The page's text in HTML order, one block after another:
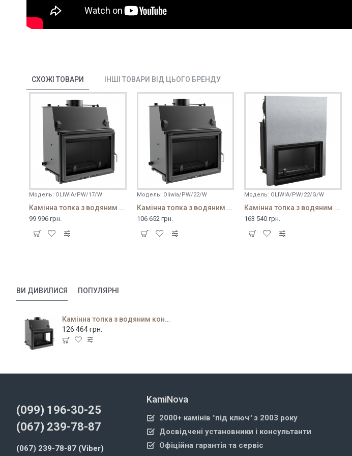
СХОЖІ ТОВАРИ ІНШІ ТОВАРИ ВІД ЦЬОГО БРЕНДУ
Модель: OLIWIA/PW/17/W
Камінна топка з водяним контуром Oliwia/PW/17
99 996 грн.
Модель: Oliwia/PW/22/W
Камінна топка з водяним контуром Oliwia/PW/22
106 652 грн.
Модель: OLIWIA/PW/22/G/W
Камінна топка з водяним контуром Oliwia/PW/22/G
163 540 грн.
ВИ ДИВИЛИСЯ ПОПУЛЯРНІ
Камінна топка з водяним контуром Oliwia/PW/BP/22/W
126 464 грн.
(099) 196-30-25
(067) 239-78-87
(067) 239-78-87 (Viber)
KamiNova
2000+ камінів "під ключ" з 2003 року
Досвідчені установники і консультанти
Офіційна гарантія та сервіс